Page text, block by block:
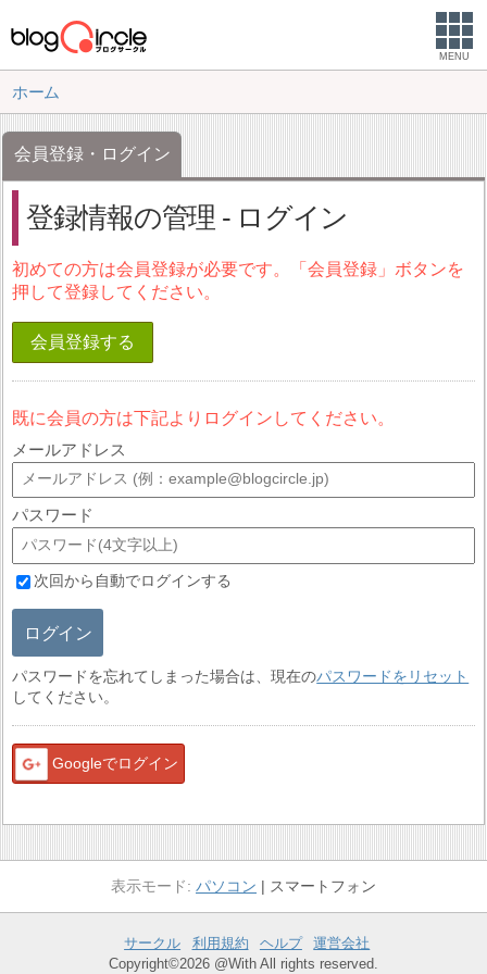
MENU
ホーム
会員登録・ログイン
登録情報の管理 - ログイン
初めての方は会員登録が必要です。「会員登録」ボタンを
押して登録してください。
会員登録する
既に会員の方は下記よりログインしてください。
メールアドレス
パスワード
次回から自動でログインする
ログイン
パスワードを忘れてしまった場合は、現在のパスワードをリセット
してください。
Googleでログイン
パソコン スマートフォン
サークル 利用規約 ヘルプ
運営会社
Copyright©2026 @With All rights reserved.